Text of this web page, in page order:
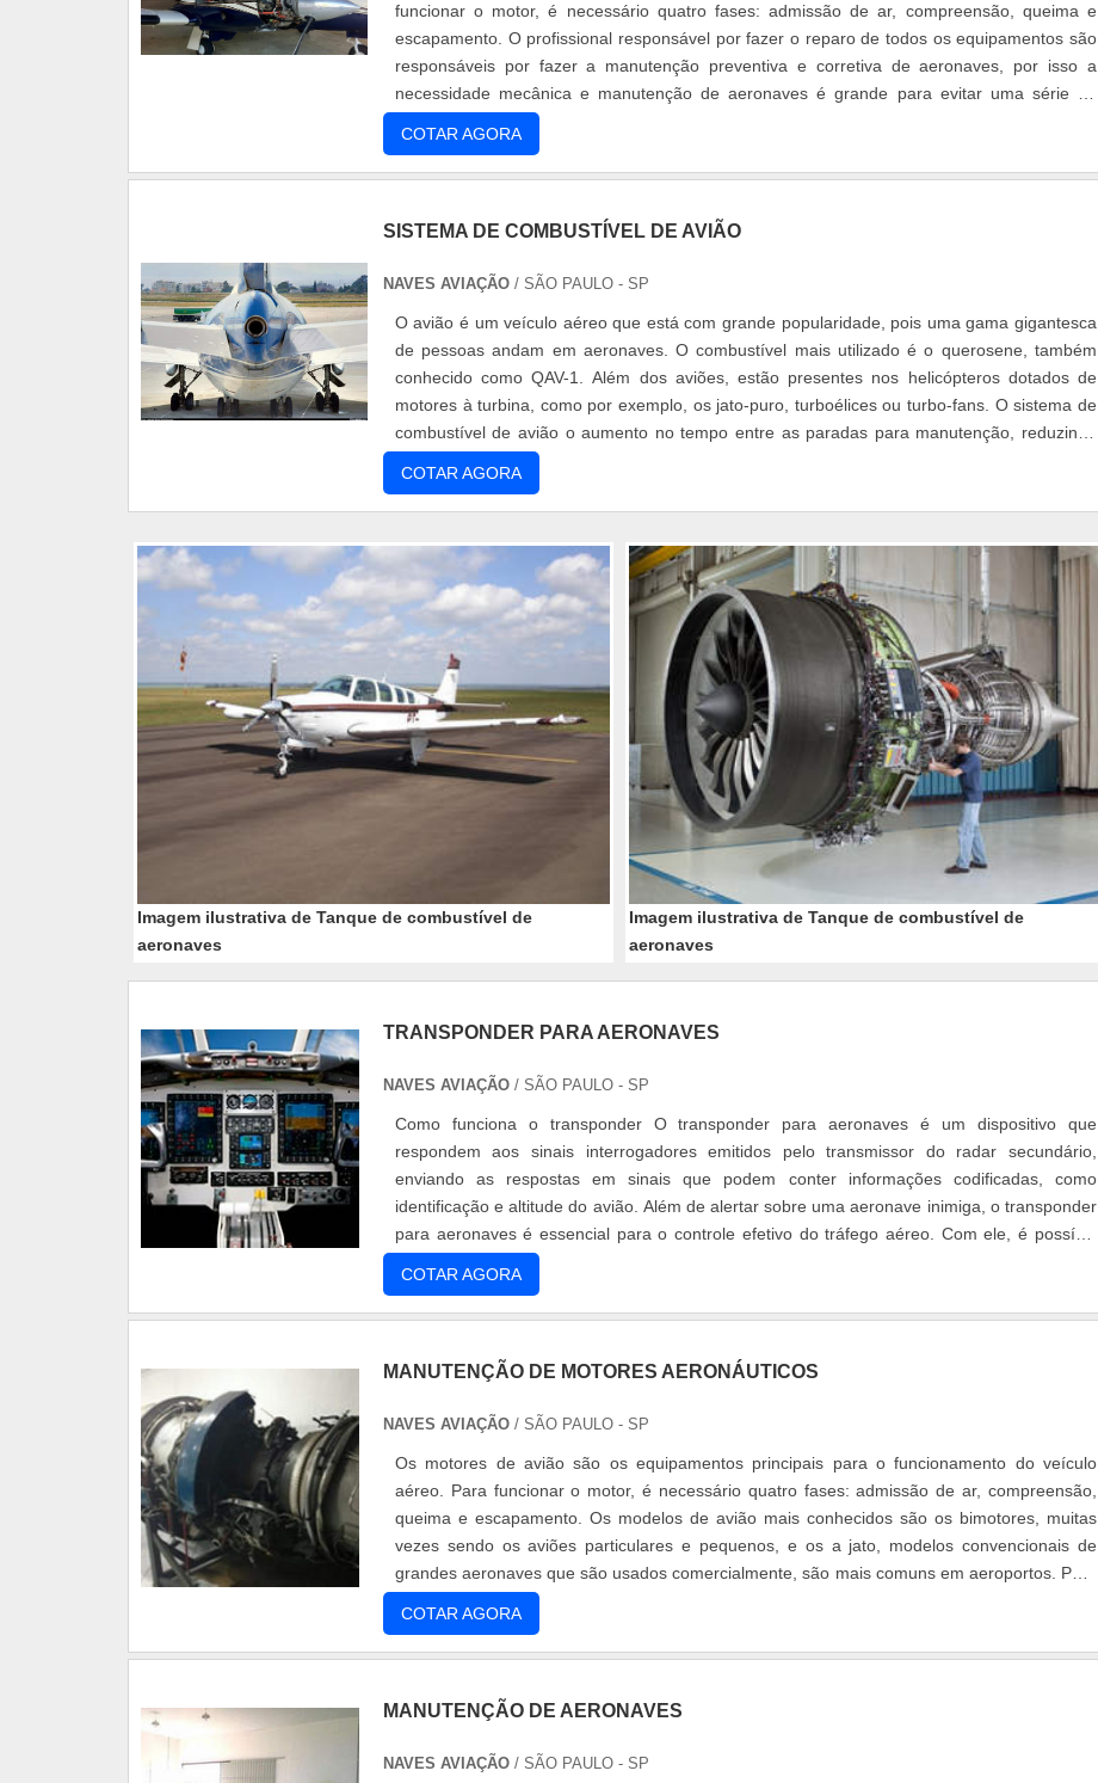
funcionar o motor, é necessário quatro fases: admissão de ar, compreensão, queima e
escapamento. O profissional responsável por fazer o reparo de todos os equipamentos são
responsáveis por fazer a manutenção preventiva e corretiva de aeronaves, por isso a
necessidade mecânica e manutenção de aeronaves é grande para evitar uma série de
problemas nos aviões. Mecâ
COTAR AGORA
SISTEMA DE COMBUSTÍVEL DE AVIÃO
NAVES AVIAÇÃO / SÃO PAULO - SP
O avião é um veículo aéreo que está com grande popularidade, pois uma gama gigantesca
de pessoas andam em aeronaves. O combustível mais utilizado é o querosene, também
conhecido como QAV-1. Além dos aviões, estão presentes nos helicópteros dotados de
motores à turbina, como por exemplo, os jato-puro, turboélices ou turbo-fans. O sistema de
combustível de avião o aumento no tempo entre as paradas para manutenção, reduzindo
custos para as companhia
COTAR AGORA
Imagem ilustrativa de Tanque de combustível de
aeronaves
Imagem ilustrativa de Tanque de combustível de
aeronaves
TRANSPONDER PARA AERONAVES
NAVES AVIAÇÃO/ SÃO PAULO - SP
Como funciona o transponder O transponder para aeronaves é um dispositivo que
respondem aos sinais interrogadores emitidos pelo transmissor do radar secundário,
enviando as respostas em sinais que podem conter informações codificadas, como
identificação e altitude do avião. Além de alertar sobre uma aeronave inimiga, o transponder
para aeronaves é essencial para o controle efetivo do tráfego aéreo. Com ele, é possível
contornar algumas limitações.
COTAR AGORA
MANUTENÇÃO DE MOTORES AERONÁUTICOS
NAVES AVIAÇÃO/ SÃO PAULO - SP
Os motores de avião são os equipamentos principais para o funcionamento do veículo
aéreo. Para funcionar o motor, é necessário quatro fases: admissão de ar, compreensão,
queima e escapamento. Os modelos de avião mais conhecidos são os bimotores, muitas
vezes sendo os aviões particulares e pequenos, e os a jato, modelos convencionais de
grandes aeronaves que são usados comercialmente, são mais comuns em aeroportos. Para
manter funcionando é necess.
COTAR AGORA
MANUTENÇÃO DE AERONAVES
NAVES AVIAÇÃO/ SÃO PAULO - SP